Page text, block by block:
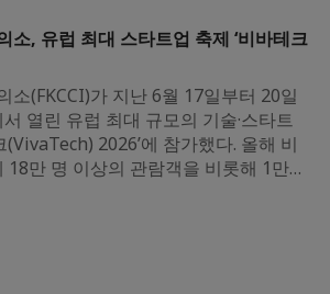
소, 유럽 최대 스타트업 축제 ‘비바테크
소(FKCCI)가 지난 6월 17일부터 20일
열린 유럽 최대 규모의 기술·스타트
(VivaTech) 2026’에 참가했다. 올해 비
18만 명 이상의 관람객을 비롯해 1만…